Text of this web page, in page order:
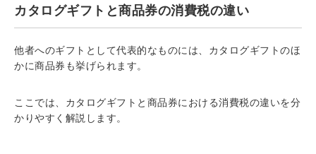
カタログギフトと商品券の消費税の違い
他者へのギフトとして代表的なものには、カタログギフトのほ
かに商品券も挙げられます。
ここでは、カタログギフトと商品券における消費税の違いを分
かりやすく解説します。